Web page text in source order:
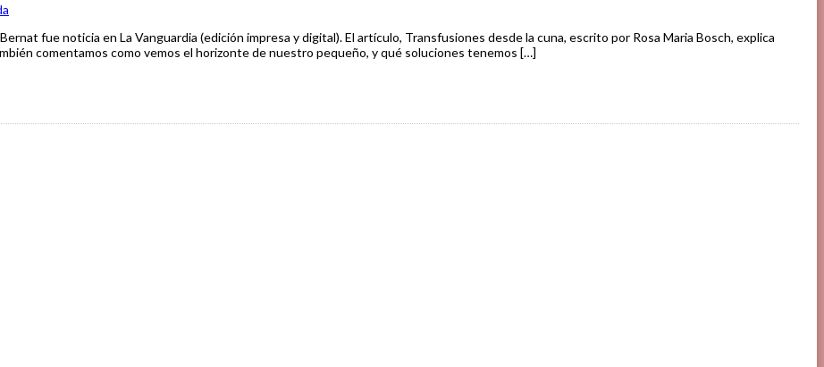
fue noticia en La Vanguardia (edición impresa y digital). El artículo, Transfusiones desde la cuna, escrito por Rosa Maria Bosch, explica
comentamos como vemos el horizonte de nuestro pequeño, y qué soluciones tenemos […]